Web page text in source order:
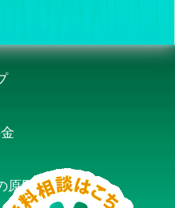
原因